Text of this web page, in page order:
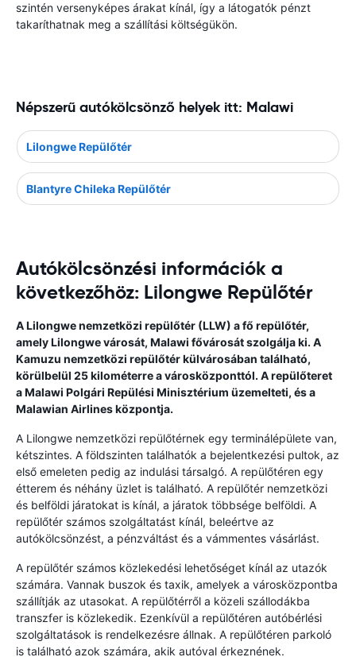
szintén versenyképes árakat kínál, így a látogatók pénzt
takaríthatnak meg a szállítási költségükön.
Népszerű autókölcsönző helyek itt: Malawi
Lilongwe Repülőtér
Blantyre Chileka Repülőtér
Autókölcsönzési információk a
következőhöz: Lilongwe Repülőtér
A Lilongwe nemzetközi repülőtér (LLW) a fő repülőtér,
amely Lilongwe városát, Malawi fővárosát szolgálja ki. A
Kamuzu nemzetközi repülőtér külvárosában található,
körülbelül 25 kilométerre a városközponttól. A repülőteret
a Malawi Polgári Repülési Minisztérium üzemelteti, és a
Malawian Airlines központja.
A Lilongwe nemzetközi repülőtérnek egy terminálépülete van,
kétszintes. A földszinten találhatók a bejelentkezési pultok, az
első emeleten pedig az indulási társalgó. A repülőtéren egy
étterem és néhány üzlet is található. A repülőtér nemzetközi
és belföldi járatokat is kínál, a járatok többsége belföldi. A
repülőtér számos szolgáltatást kínál, beleértve az
autókölcsönzést, a pénzváltást és a vámmentes vásárlást.
A repülőtér számos közlekedési lehetőséget kínál az utazók
számára. Vannak buszok és taxik, amelyek a városközpontba
szállítják az utasokat. A repülőtérről a közeli szállodákba
transzfer is közlekedik. Ezenkívül a repülőtéren autóbérlési
szolgáltatások is rendelkezésre állnak. A repülőtéren parkoló
is található azok számára, akik autóval érkeznének.